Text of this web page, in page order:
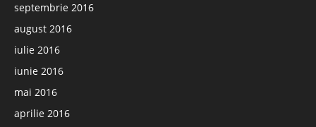
septembrie 2016
august 2016
iulie 2016
iunie 2016
mai 2016
aprilie 2016